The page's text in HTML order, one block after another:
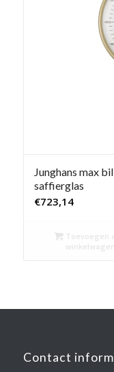
Junghans max
saffierglas
€723,14
Toevoegen
winkelwagen
Contact